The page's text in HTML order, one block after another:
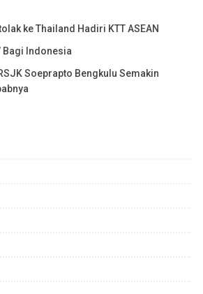
ke Thailand Hadiri KTT ASEAN
Bagi Indonesia
Soeprapto Bengkulu Semakin